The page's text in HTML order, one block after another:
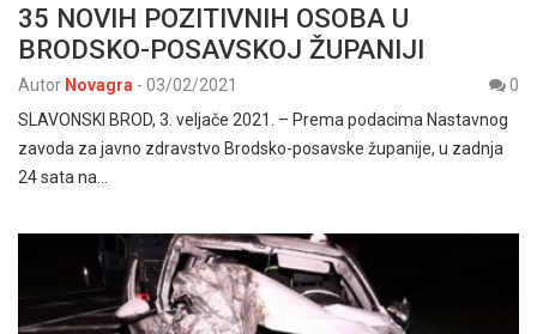
35 NOVIH POZITIVNIH OSOBA U
BRODSKO-POSAVSKOJ ŽUPANIJI
Autor Novagra - 03/02/2021
0
SLAVONSKI BROD, 3. veljače 2021. – Prema podacima Nastavnog
zavoda za javno zdravstvo Brodsko-posavske županije, u zadnja
24 sata na…